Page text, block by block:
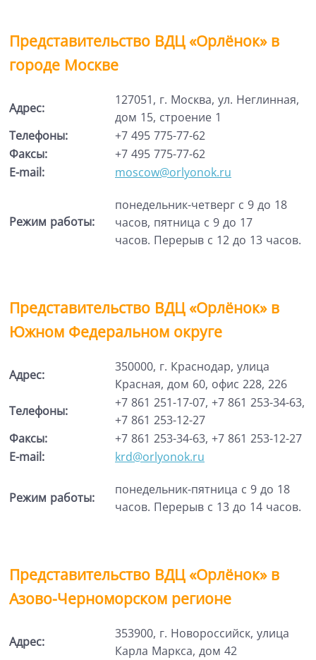
Представительство ВДЦ «Орлёнок»в
городе Москве
Адрес:
127051, г. Москва, ул. Неглинная,
дом 15, строение 1
Телефоны:
+7 495 775-77-62
Факсы:
+7 495 775-77-62
E-mail:
moscow@orlyonok.ru
Режим работы:
понедельник-четверг с 9 до 18
часов, пятница с 9 до 17
часов. Перерыв с 12 до 13 часов.
Представительство ВДЦ «Орлёнок»в
Южном Федеральном округе
Адрес:
350000, г. Краснодар, улица
Красная, дом 60, офис 228, 226
Телефоны:
+7 861 251-17-07, +7 861 253-34-63,
+7 861 253-12-27
Факсы:
+7 861 253-34-63, +7 861 253-12-27
E-mail:
krd@orlyonok.ru
Режим работы:
понедельник-пятница с 9 до 18
часов. Перерыв с 13 до 14 часов.
Представительство ВДЦ «Орлёнок»в
Азово-Черноморском регионе
Адрес:
353900, г. Новороссийск, улица
Карла Маркса, дом 42